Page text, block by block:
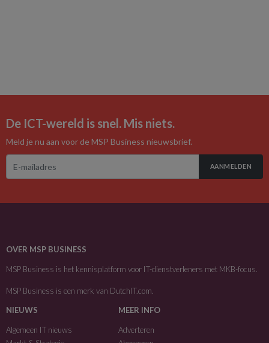
De ICT-wereld is snel. Mis niets.
Meld je nu aan voor de MSP Business nieuwsbrief.
AANMELDEN
OVER MSP BUSINESS
MSP Business is het kennisplatform voor IT-dienstverleners met MKB-focus.
MSP Business is een merk van DutchIT.com.
NIEUWS
Algemeen IT nieuws
MEER INFO
Adverteren